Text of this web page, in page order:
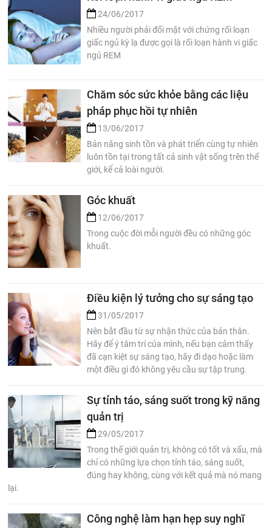
24/06/2017
Nhiều người phải đối mặt với chứng rối loạn
giấc ngủ kỳ lạ được gọi là rối loạn hành vi giấc
ngủ REM
Chăm sóc sức khỏe bằng các liệu
pháp phục hồi tự nhiên
13/06/2017
Bản năng sinh tồn và phát triển cùng tự nhiên
luôn tồn tại trong tất cả sinh vật sống trên thế
giới, kể cả loài người.
Góc khuất
12/06/2017
Trong cuộc đời mỗi người đều có những góc
khuất.
Điều kiện lý tưởng cho sự sáng tạo
31/05/2017
Nên bắt đầu từ sự nhận thức của bản thân.
Hãy để ý tâm trí của mình, nếu bạn cảm thấy
đã cạn kiệt sự sáng tạo, hãy đi dạo hoặc làm
một điều gì đó không yêu cầu sự tập trung.
Sự tỉnh táo, sáng suốt trong kỹ năng
quản trị
29/05/2017
Trong thế giới quản trị, không có tốt và xấu, mà
chỉ có những lựa chọn tỉnh táo, sáng suốt,
đúng hay không, cùng với kết quả mà nó mang
lại.
Công nghệ làm hạn hẹp suy nghĩ